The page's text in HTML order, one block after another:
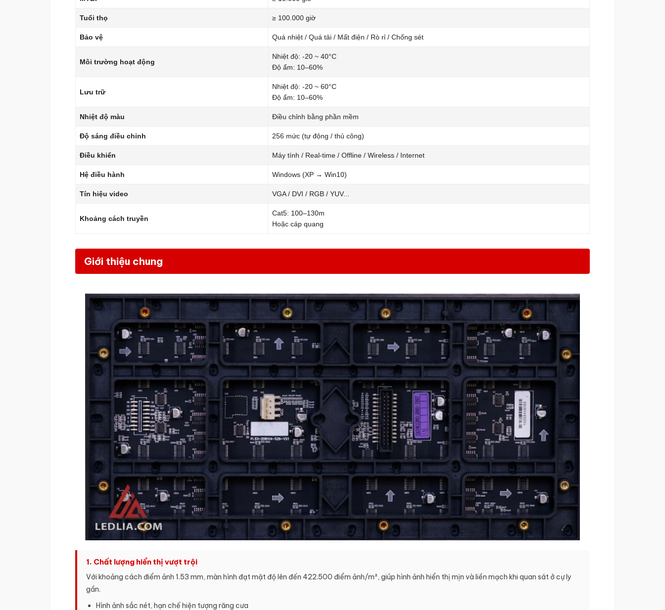
Tuổi thọ ≥ 100.000 giờ
Bảo vệ Quá nhiệt / Quá tải / Mất điện / Rò rỉ / Chống sét
Môi trường hoạt động
Nhiệt độ: -20 ~ 40°C
Độ ẩm: 10–60%
Lưu trữ
Nhiệt độ: -20 ~ 60°C
Độ ẩm: 10–60%
Nhiệt độ màu Điều chỉnh bằng phần mềm
Độ sáng điều chỉnh 256 mức (tự động / thủ công)
Điều khiển Máy tính / Real-time / Offline / Wireless / Internet
Hệ điều hành Windows (XP → Win10)
Tín hiệu video VGA / DVI / RGB / YUV...
Khoảng cách truyền
Cat5: 100–130m
Hoặc cáp quang
Giới thiệu chung
1. Chất lượng hiển thị vượt trội
Với khoảng cách điểm ảnh 1.53 mm, màn hình đạt mật độ lên đến 422.500 điểm ảnh/m², giúp hình ảnh hiển thị mịn và liền mạch khi quan sát ở cự ly
gần.
Hình ảnh sắc nét, hạn chế hiện tượng răng cưa